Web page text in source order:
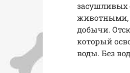
засушливых
животными,
добычи.
который
воды. Без